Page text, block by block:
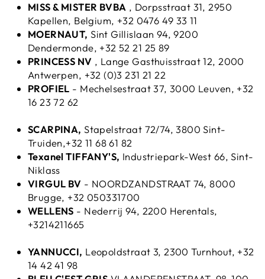
MISS & MISTER BVBA , Dorpsstraat 31, 2950
Kapellen, Belgium, +32 0476 49 33 11
MOERNAUT, Sint Gillislaan 94, 9200
Dendermonde, +32 52 21 25 89
PRINCESS NV , Lange Gasthuisstraat 12, 2000
Antwerpen, +32 (0)3 231 21 22
PROFIEL - Mechelsestraat 37, 3000 Leuven, +32
16 23 72 62
SCARPINA, Stapelstraat 72/74, 3800 Sint-
Truiden,+32 11 68 61 82
Texanel TIFFANY'S, Industriepark-West 66, Sint-
Niklass
VIRGUL BV - NOORDZANDSTRAAT 74, 8000
Brugge, +32 050331700
WELLENS - Nederrij 94, 2200 Herentals,
+3214211665
YANNUCCI, Leopoldstraat 3, 2300 Turnhout, +32
14 42 41 98